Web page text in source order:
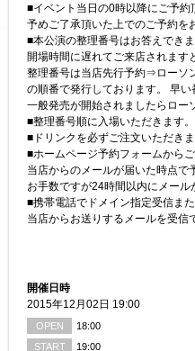
■イベント当日の0時以降にご予
予めご了承頂いた上でのご予約を
■本公演の整理番号はお答えでき
開場時間に遅れてご来店されます
整理番号は当店先行予約⇒ローソ
の順番で発行しております。 早い
一般発売が開始されましたらロー
■整理番号順に入場いただきます
■ドリンクを必ずご注文いただき
■ホームページ予約フォームからご
当店からのメールが届いた時点で
お手数ですが24時間以内にメー
■携帯電話でドメイン指定受信ま
当店からお送りするメールを受信
開催日時
2015年12月02日 19:00
OPEN
18:00
START
19:00